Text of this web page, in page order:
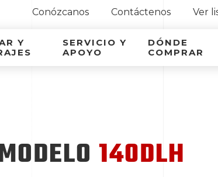
Conózcanos Contáctenos Ver
Y
SERVICIO Y
APOYO
DÓNDE
COMPRAR
140DLH